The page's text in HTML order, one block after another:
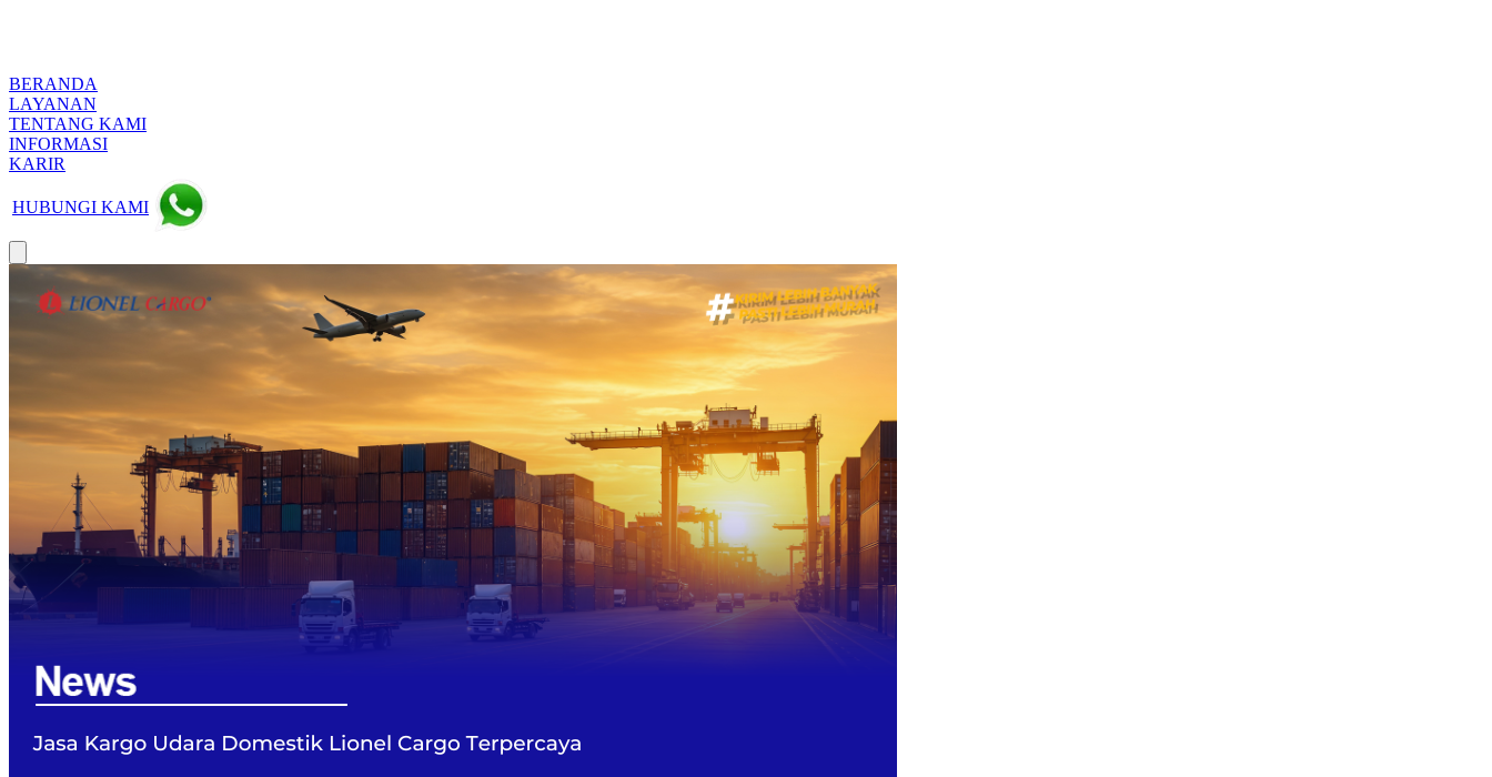
BERANDA
LAYANAN
TENTANG KAMI
INFORMASI
KARIR
HUBUNGI KAMI